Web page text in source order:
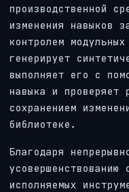
производственной
изменения навыков
контролем
генерирует
выполняет его с
навыка и проверяет
сохранением
библиотеке.
Благодаря
усовершенствованию
исполняемых